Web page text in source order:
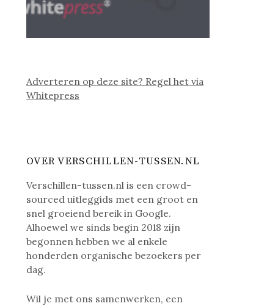
Adverteren op deze site? Regel het via
Whitepress
OVER VERSCHILLEN-TUSSEN.NL
Verschillen-tussen.nl is een crowd-
sourced uitleggids met een groot en
snel groeiend bereik in Google.
Alhoewel we sinds begin 2018 zijn
begonnen hebben we al enkele
honderden organische bezoekers per
dag.
Wil je met ons samenwerken, een